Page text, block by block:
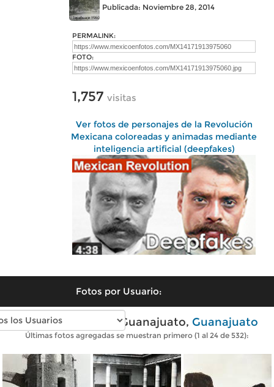
Publicada: Noviembre 28, 2014
PERMALINK:
FOTO:
1,757 visitas
Ver fotos de personajes de la Revolución
Mexicana coloreadas y animadas mediante
inteligencia artificial (deepfakes)
Fotos por Usuario:
Fotos antiguas de Guanajuato, Guanajuato
Últimas fotos agregadas se muestran primero (1 al 24 de 532):